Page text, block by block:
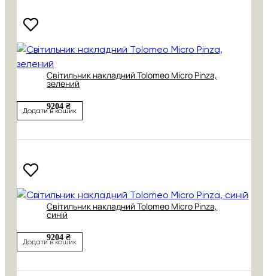
Світильник накладний Tolomeo Micro Pinza,
зелений
9204 ₴
Додати в кошик
Світильник накладний Tolomeo Micro Pinza,
синій
9204 ₴
Додати в кошик